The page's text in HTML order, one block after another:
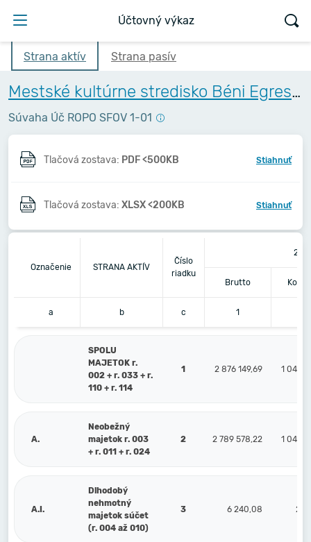
Účtovný výkaz
Strana aktív Strana pasív
Mestské kultúrne stredisko Béni Egressyho - Egressy Béni Városi Művelődési Központ
Súvaha Úč ROPO SFOV 1-01
Tlačová zostava: PDF <500KB Stiahnuť
Tlačová zostava: XLSX <200KB Stiahnuť
Označenie STRANA AKTÍV
Číslo
riadku
Brutto
a b c 1
SPOLU
MAJETOK r.
002 + r. 033 + r.
110 + r. 114
1 2 876 149,69 1 047
A.
Neobežný
majetok r. 003
+ r. 011 + r. 024
2 2 789 578,22 1 047
A.I.
Dlhodobý
nehmotný
majetok súčet
(r. 004 až 010)
3 6 240,08 2